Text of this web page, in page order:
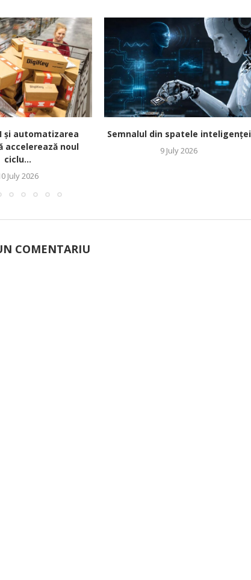
și automatizarea
accelerează noul
ciclu...
July 2026
Semnalul din spatele inteligenței
9 July 2026
COMENTARIU